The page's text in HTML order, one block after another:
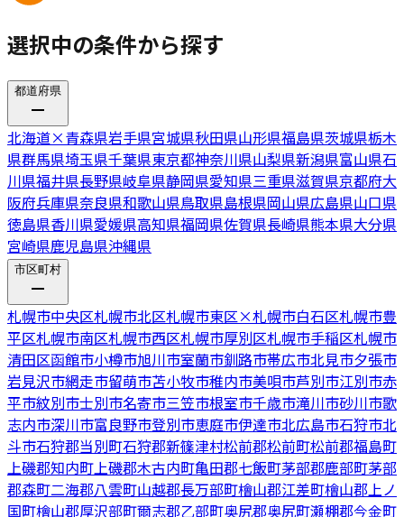
選択中の条件から探す
都道府県
北海道×青森県岩手県宮城県秋田県山形県福島県茨城県栃木
県群馬県埼玉県千葉県東京都神奈川県山梨県新潟県富山県石
川県福井県長野県岐阜県静岡県愛知県三重県滋賀県京都府大
阪府兵庫県奈良県和歌山県鳥取県島根県岡山県広島県山口県
徳島県香川県愛媛県高知県福岡県佐賀県長崎県熊本県大分県
宮崎県鹿児島県沖縄県
市区町村
札幌市中央区札幌市北区札幌市東区×札幌市白石区札幌市豊
平区札幌市南区札幌市西区札幌市厚別区札幌市手稲区札幌市
清田区函館市小樽市旭川市室蘭市釧路市帯広市北見市夕張市
岩見沢市網走市留萌市苫小牧市稚内市美唄市芦別市江別市赤
平市紋別市士別市名寄市三笠市根室市千歳市滝川市砂川市歌
志内市深川市富良野市登別市恵庭市伊達市北広島市石狩市北
斗市石狩郡当別町石狩郡新篠津村松前郡松前町松前郡福島町
上磯郡知内町上磯郡木古内町亀田郡七飯町茅部郡鹿部町茅部
郡森町二海郡八雲町山越郡長万部町檜山郡江差町檜山郡上ノ
国町檜山郡厚沢部町爾志郡乙部町奥尻郡奥尻町瀬棚郡今金町